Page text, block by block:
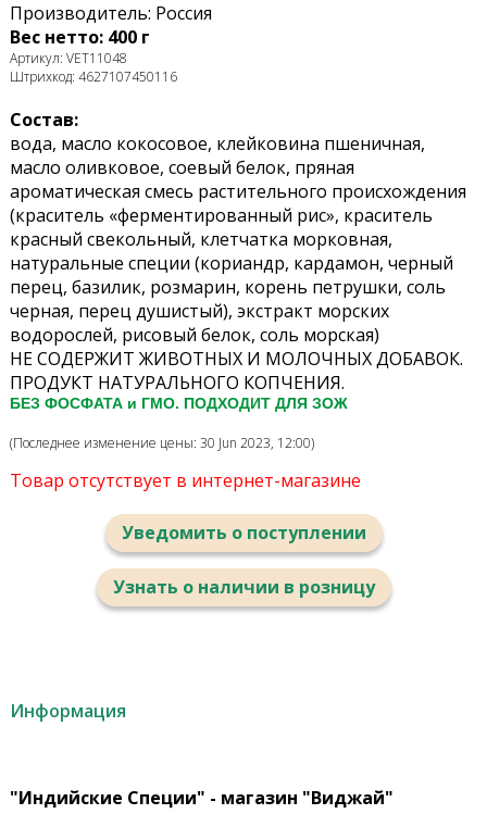
Производитель: Россия
Вес нетто: 400 г
Артикул: VET11048
Штрихкод: 4627107450116
Состав:
вода, масло кокосовое, клейковина пшеничная,
масло оливковое, соевый белок, пряная
ароматическая смесь растительного происхождения
(краситель «ферментированный рис», краситель
красный свекольный, клетчатка морковная,
натуральные специи (кориандр, кардамон, черный
перец, базилик, розмарин, корень петрушки, соль
черная, перец душистый), экстракт морских
водорослей, рисовый белок, соль морская)
НЕ СОДЕРЖИТ ЖИВОТНЫХ И МОЛОЧНЫХ ДОБАВОК.
ПРОДУКТ НАТУРАЛЬНОГО КОПЧЕНИЯ.
БЕЗ ФОСФАТА и ГМО. ПОДХОДИТ ДЛЯ ЗОЖ
(Последнее изменение цены: 30 Jun 2023, 12:00)
Товар отсутствует в интернет-магазине
Уведомить о поступлении
Узнать о наличии в розницу
Информация
"Индийские Специи" - магазин "Виджай"